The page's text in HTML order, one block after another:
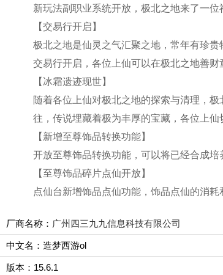
新玩法副职业系统开放，极北之地来了一
【交易行开启】
极北之地是仙灵之气汇聚之地，常年有珍
交易行开启，各位上仙可以在极北之地善
【冰霜遗迹现世】
随着各位上仙对极北之地的探索与清理，
往，传说埋藏着极为丰厚的宝藏，各位上仙
【新增至尊饰品转换功能】
开放至尊饰品转换功能，可以将已经合成
【至尊饰品碎片点仙开放】
点仙台新增饰品点仙功能，饰品点仙的消耗
厂商名称： 广州四三九九信息科技有限公司
中文名：造梦西游ol
版本：15.6.1